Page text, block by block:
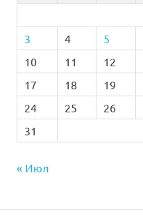
3
4 5
10
11 12
17
18 19
24
25 26
31
« Июл